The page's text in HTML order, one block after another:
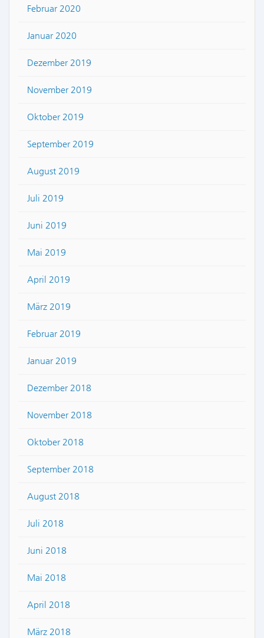
Februar 2020
Januar 2020
Dezember 2019
November 2019
Oktober 2019
September 2019
August 2019
Juli 2019
Juni 2019
Mai 2019
April 2019
März 2019
Februar 2019
Januar 2019
Dezember 2018
November 2018
Oktober 2018
September 2018
August 2018
Juli 2018
Juni 2018
Mai 2018
April 2018
März 2018